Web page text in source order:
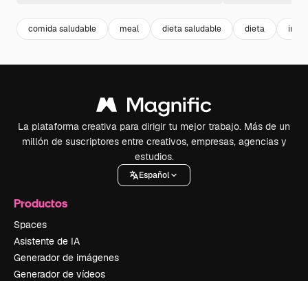
comida saludable meal dieta saludable dieta
La plataforma creativa para dirigir tu mejor trabajo. Más de un
millón de suscriptores entre creativos, empresas, agencias y
estudios.
Español
Productos
Spaces
Asistente de IA
Generador de imágenes
Generador de vídeos